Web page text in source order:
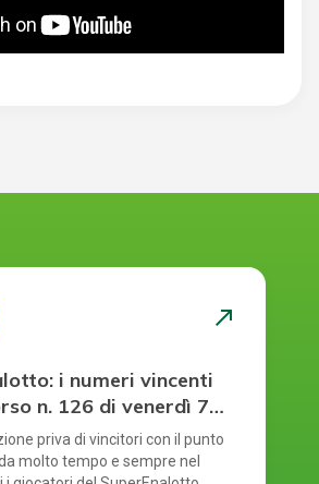
north_east
i numeri vincenti
n. 126 di venerdì 7
priva di vincitori con il punto
molto tempo e sempre nel